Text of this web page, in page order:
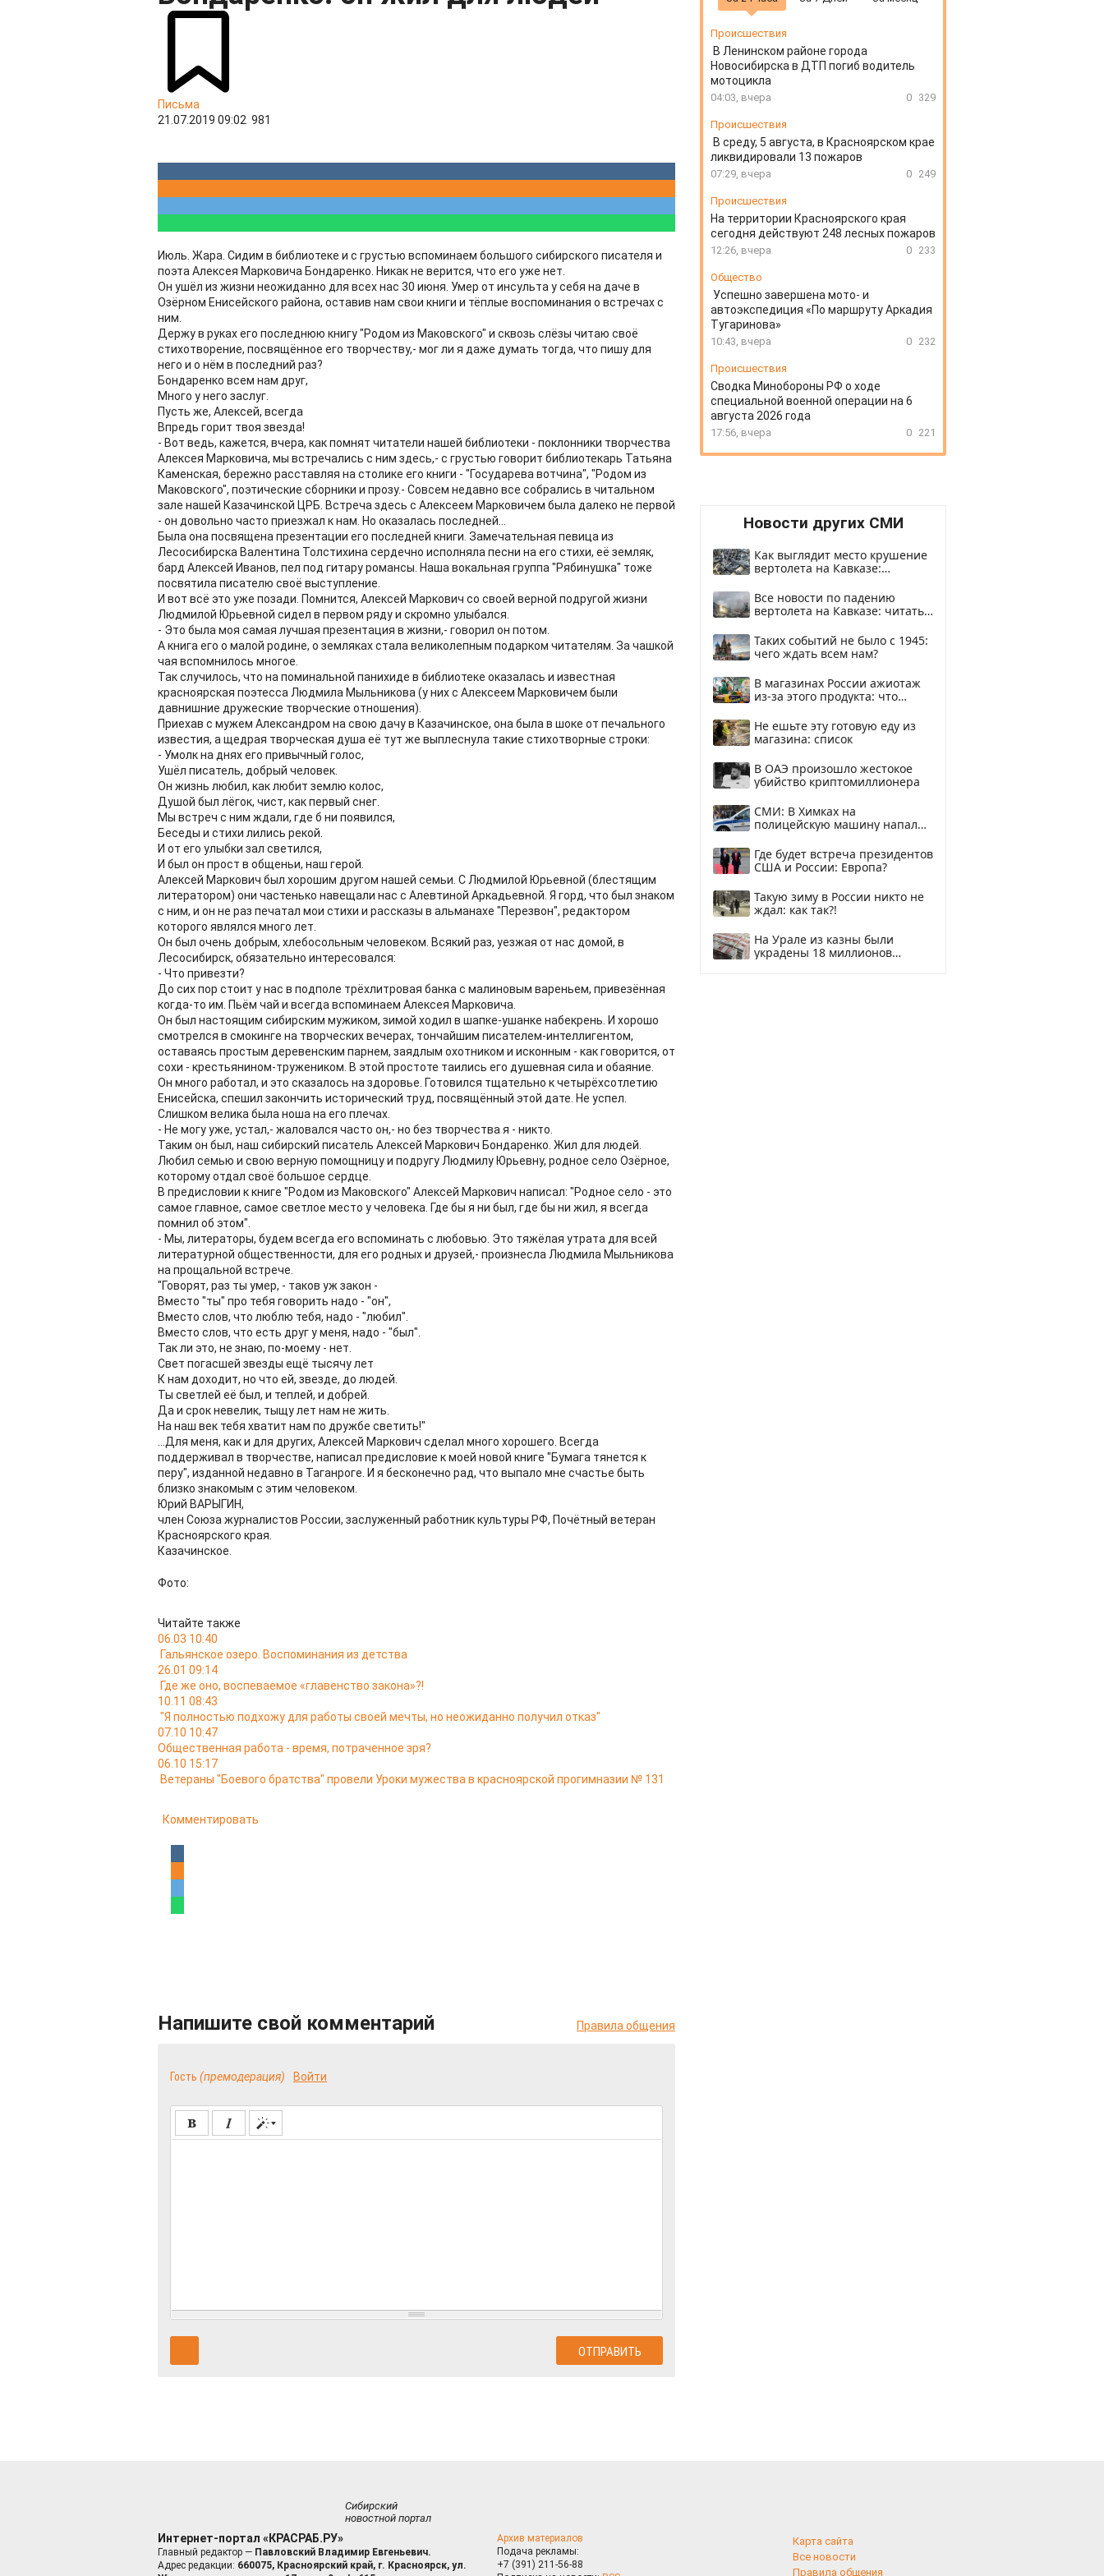
Письма
21.07.2019 09:02 981
Июль. Жара. Сидим в библиотеке и с грустью вспоминаем большого сибирского писателя и
поэта Алексея Марковича Бондаренко. Никак не верится, что его уже нет.
Он ушёл из жизни неожиданно для всех нас 30 июня. Умер от инсульта у себя на даче в
Озёрном Енисейского района, оставив нам свои книги и тёплые воспоминания о встречах с
ним.
Держу в руках его последнюю книгу "Родом из Маковского" и сквозь слёзы читаю своё
стихотворение, посвящённое его творчеству,- мог ли я даже думать тогда, что пишу для
него и о нём в последний раз?
Бондаренко всем нам друг,
Много у него заслуг.
Пусть же, Алексей, всегда
Впредь горит твоя звезда!
- Вот ведь, кажется, вчера, как помнят читатели нашей библиотеки - поклонники творчества
Алексея Марковича, мы встречались с ним здесь,- с грустью говорит библиотекарь Татьяна
Каменская, бережно расставляя на столике его книги - "Государева вотчина", "Родом из
Маковского", поэтические сборники и прозу.- Совсем недавно все собрались в читальном
зале нашей Казачинской ЦРБ. Встреча здесь с Алексеем Марковичем была далеко не первой
- он довольно часто приезжал к нам. Но оказалась последней...
Была она посвящена презентации его последней книги. Замечательная певица из
Лесосибирска Валентина Толстихина сердечно исполняла песни на его стихи, её земляк,
бард Алексей Иванов, пел под гитару романсы. Наша вокальная группа "Рябинушка" тоже
посвятила писателю своё выступление.
И вот всё это уже позади. Помнится, Алексей Маркович со своей верной подругой жизни
Людмилой Юрьевной сидел в первом ряду и скромно улыбался.
- Это была моя самая лучшая презентация в жизни,- говорил он потом.
А книга его о малой родине, о земляках стала великолепным подарком читателям. За чашкой
чая вспомнилось многое.
Так случилось, что на поминальной панихиде в библиотеке оказалась и известная
красноярская поэтесса Людмила Мыльникова (у них с Алексеем Марковичем были
давнишние дружеские творческие отношения).
Приехав с мужем Александром на свою дачу в Казачинское, она была в шоке от печального
известия, а щедрая творческая душа её тут же выплеснула такие стихотворные строки:
- Умолк на днях его привычный голос,
Ушёл писатель, добрый человек.
Он жизнь любил, как любит землю колос,
Душой был лёгок, чист, как первый снег.
Мы встреч с ним ждали, где б ни появился,
Беседы и стихи лились рекой.
И от его улыбки зал светился,
И был он прост в общеньи, наш герой.
Алексей Маркович был хорошим другом нашей семьи. С Людмилой Юрьевной (блестящим
литератором) они частенько навещали нас с Алевтиной Аркадьевной. Я горд, что был знаком
с ним, и он не раз печатал мои стихи и рассказы в альманахе "Перезвон", редактором
которого являлся много лет.
Он был очень добрым, хлебосольным человеком. Всякий раз, уезжая от нас домой, в
Лесосибирск, обязательно интересовался:
- Что привезти?
До сих пор стоит у нас в подполе трёхлитровая банка с малиновым вареньем, привезённая
когда-то им. Пьём чай и всегда вспоминаем Алексея Марковича.
Он был настоящим сибирским мужиком, зимой ходил в шапке-ушанке набекрень. И хорошо
смотрелся в смокинге на творческих вечерах, тончайшим писателем-интеллигентом,
оставаясь простым деревенским парнем, заядлым охотником и исконным - как говорится, от
сохи - крестьянином-тружеником. В этой простоте таились его душевная сила и обаяние.
Он много работал, и это сказалось на здоровье. Готовился тщательно к четырёхсотлетию
Енисейска, спешил закончить исторический труд, посвящённый этой дате. Не успел.
Слишком велика была ноша на его плечах.
- Не могу уже, устал,- жаловался часто он,- но без творчества я - никто.
Таким он был, наш сибирский писатель Алексей Маркович Бондаренко. Жил для людей.
Любил семью и свою верную помощницу и подругу Людмилу Юрьевну, родное село Озёрное,
которому отдал своё большое сердце.
В предисловии к книге "Родом из Маковского" Алексей Маркович написал: "Родное село - это
самое главное, самое светлое место у человека. Где бы я ни был, где бы ни жил, я всегда
помнил об этом".
- Мы, литераторы, будем всегда его вспоминать с любовью. Это тяжёлая утрата для всей
литературной общественности, для его родных и друзей,- произнесла Людмила Мыльникова
на прощальной встрече.
"Говорят, раз ты умер, - таков уж закон -
Вместо "ты" про тебя говорить надо - "он",
Вместо слов, что люблю тебя, надо - "любил".
Вместо слов, что есть друг у меня, надо - "был".
Так ли это, не знаю, по-моему - нет.
Свет погасшей звезды ещё тысячу лет
К нам доходит, но что ей, звезде, до людей.
Ты светлей её был, и теплей, и добрей.
Да и срок невелик, тыщу лет нам не жить.
На наш век тебя хватит нам по дружбе светить!"
...Для меня, как и для других, Алексей Маркович сделал много хорошего. Всегда
поддерживал в творчестве, написал предисловие к моей новой книге "Бумага тянется к
перу", изданной недавно в Таганроге. И я бесконечно рад, что выпало мне счастье быть
близко знакомым с этим человеком.
Юрий ВАРЫГИН,
член Союза журналистов России, заслуженный работник культуры РФ, Почётный ветеран
Красноярского края.
Казачинское.
Фото:
Читайте также
06.03 10:40
Гальянское озеро. Воспоминания из детства
26.01 09:14
Где же оно, воспеваемое «главенство закона»?!
10.11 08:43
"Я полностью подхожу для работы своей мечты, но неожиданно получил отказ"
07.10 10:47
Общественная работа - время, потраченное зря?
06.10 15:17
Ветераны "Боевого братства" провели Уроки мужества в красноярской прогимназии № 131
Комментировать
Напишите свой комментарий Правила общения
Гость (премодерация) Войти
Происшествия
В Ленинском районе города
Новосибирска в ДТП погиб водитель
мотоцикла
04:03, вчера 0 329
Происшествия
В среду, 5 августа, в Красноярском крае
ликвидировали 13 пожаров
07:29, вчера 0 249
Происшествия
На территории Красноярского края
сегодня действуют 248 лесных пожаров
12:26, вчера 0 233
Общество
Успешно завершена мото- и
автоэкспедиция «По маршруту Аркадия
Тугаринова»
10:43, вчера 0 232
Происшествия
Сводка Минобороны РФ о ходе
специальной военной операции на 6
августа 2026 года
17:56, вчера 0 221
Новости других СМИ
Как выглядит место крушение
вертолета на Кавказе:
Все новости по падению
вертолета на Кавказе: читать
Таких событий не было с 1945:
чего ждать всем нам?
В магазинах России ажиотаж
из-за этого продукта: что
Не ешьте эту готовую еду из
магазина: список
В ОАЭ произошло жестокое
убийство криптомиллионера
СМИ: В Химках на
полицейскую машину напали
Где будет встреча президентов
США и России: Европа?
Такую зиму в России никто не
ждал: как так?!
На Урале из казны были
украдены 18 миллионов
Сибирский
новостной портал
Интернет-портал «КРАСРАБ.РУ»
Главный редактор — Павловский Владимир Евгеньевич.
Адрес редакции: 660075, Красноярский край, г. Красноярск, ул.
Архив материалов
Подача рекламы:
+7 (391) 211-56-88
Карта сайта
Все новости
Правила общения